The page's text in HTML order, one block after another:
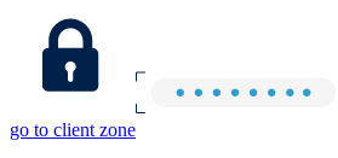
go to client zone